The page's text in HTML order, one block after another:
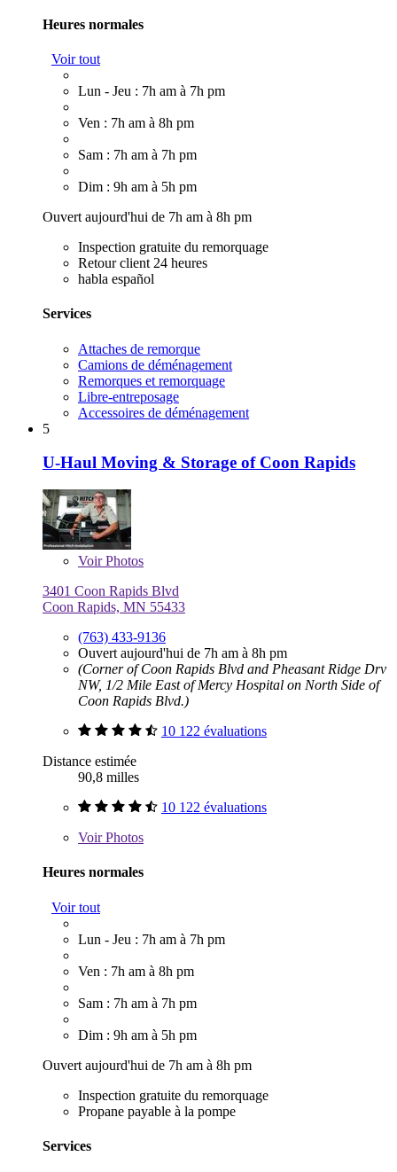
Heures normales
Voir tout
Lun - Jeu : 7h am à 7h pm
Ven : 7h am à 8h pm
Sam : 7h am à 7h pm
Dim : 9h am à 5h pm
Ouvert aujourd'hui de 7h am à 8h pm
Inspection gratuite du remorquage
Retour client 24 heures
habla español
Services
Attaches de remorque
Camions de déménagement
Remorques et remorquage
Libre-entreposage
Accessoires de déménagement
5
U-Haul Moving & Storage of Coon Rapids
VoirPhotos
3401 Coon Rapids Blvd
Coon Rapids, MN 55433
(763) 433-9136
Ouvert aujourd'hui de 7h am à 8h pm
(Corner of Coon Rapids Blvd and Pheasant Ridge Drv
NW, 1/2 Mile East of Mercy Hospital on North Side of
Coon Rapids Blvd.)
10 122 évaluations
Distance estimée
90,8 milles
10 122 évaluations
VoirPhotos
Heures normales
Voir tout
Lun - Jeu : 7h am à 7h pm
Ven : 7h am à 8h pm
Sam : 7h am à 7h pm
Dim : 9h am à 5h pm
Ouvert aujourd'hui de 7h am à 8h pm
Inspection gratuite du remorquage
Propane payable à la pompe
Services